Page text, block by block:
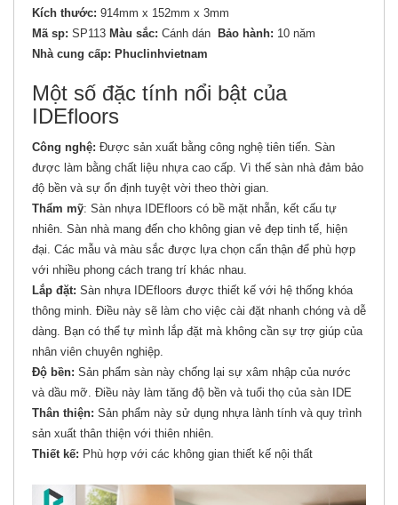
Kích thước: 914mm x 152mm x 3mm
Mã sp: SP113 Màu sắc: Cánh dán Bảo hành: 10 năm
Nhà cung cấp: Phuclinhvietnam
Một số đặc tính nổi bật của
IDEfloors
Công nghệ: Được sản xuất bằng công nghệ tiên tiến. Sàn
được làm bằng chất liệu nhựa cao cấp. Vì thế sàn nhà đảm bảo
độ bền và sự ổn định tuyệt vời theo thời gian.
Thẩm mỹ: Sàn nhựa IDEfloors có bề mặt nhẵn, kết cấu tự
nhiên. Sàn nhà mang đến cho không gian vẻ đẹp tinh tế, hiện
đại. Các mẫu và màu sắc được lựa chọn cẩn thận để phù hợp
với nhiều phong cách trang trí khác nhau.
Lắp đặt: Sàn nhựa IDEfloors được thiết kế với hệ thống khóa
thông minh. Điều này sẽ làm cho việc cài đặt nhanh chóng và dễ
dàng. Bạn có thể tự mình lắp đặt mà không cần sự trợ giúp của
nhân viên chuyên nghiệp.
Độ bền: Sản phẩm sàn này chống lại sự xâm nhập của nước
và dầu mỡ. Điều này làm tăng độ bền và tuổi thọ của sàn IDE
Thân thiện: Sản phẩm này sử dụng nhựa lành tính và quy trình
sản xuất thân thiện với thiên nhiên.
Thiết kế: Phù hợp với các không gian thiết kế nội thất